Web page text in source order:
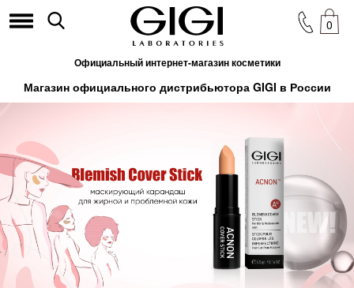
Официальный интернет-магазин косметики
0
Магазин официального дистрибьютора GIGI в России